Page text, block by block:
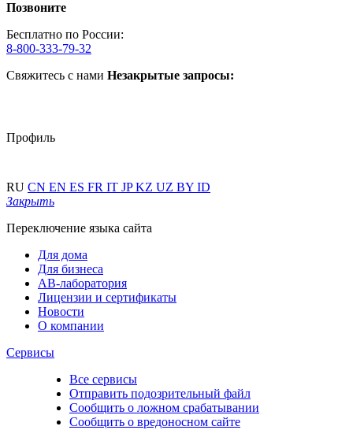
Позвоните
Бесплатно по России:
8-800-333-79-32
Свяжитесь с нами Незакрытые запросы:
Профиль
RU CN EN ES FR IT JPKZ UZ BY ID
Закрыть
Переключение языка сайта
Для дома
Для бизнеса
АВ-лаборатория
Лицензии и сертификаты
Новости
О компании
Сервисы
Все сервисы
Отправить подозрительный файл
Сообщить о ложном срабатывании
Сообщить о вредоносном сайте